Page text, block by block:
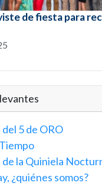
de fiesta para
5 de ORO
de la Quiniela
¿quiénes somos?